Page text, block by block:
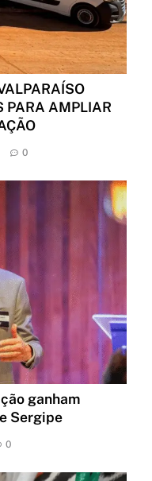
PARA AMPLIAR
0
ganham
Sergipe
0